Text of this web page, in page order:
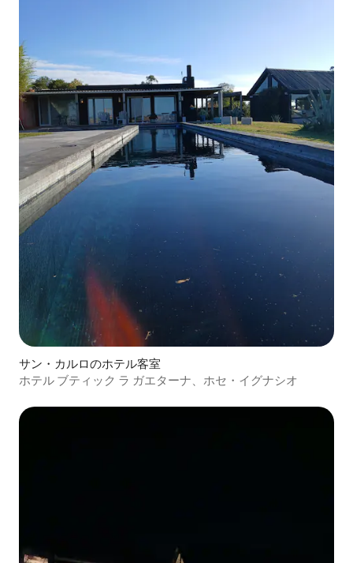
サン・カルロのホテル客室
ホテル ブティック ラ ガエターナ、ホセ・イグナシオ